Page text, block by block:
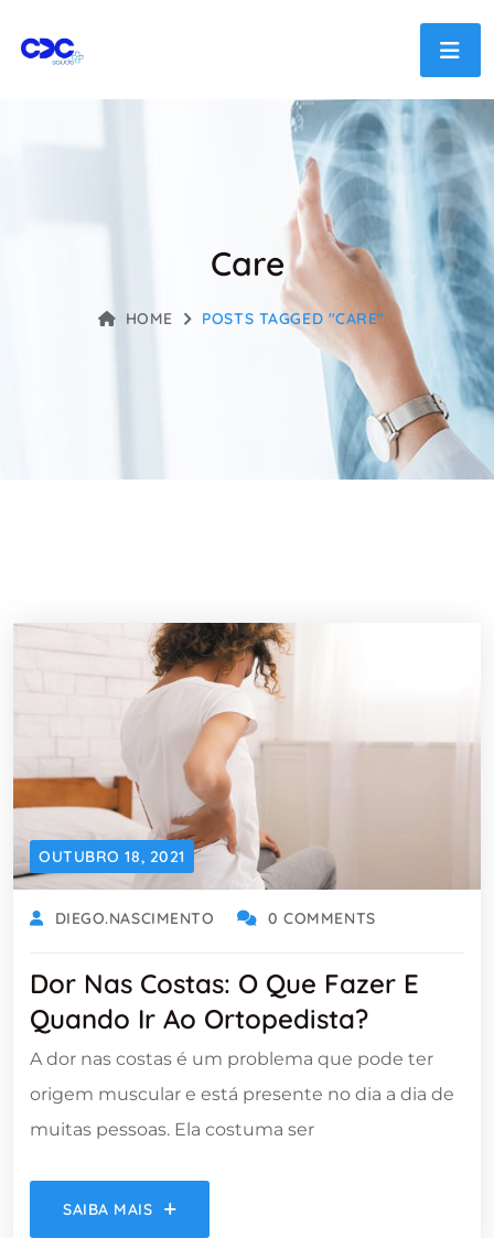
Care
HOME POSTS TAGGED "CARE"
OUTUBRO 18, 2021
DIEGO.NASCIMENTO 0 COMMENTS
Dor Nas Costas: O Que Fazer E
Quando Ir Ao Ortopedista?
A dor nas costas é um problema que pode ter
origem muscular e está presente no dia a dia de
muitas pessoas. Ela costuma ser
SAIBA MAIS